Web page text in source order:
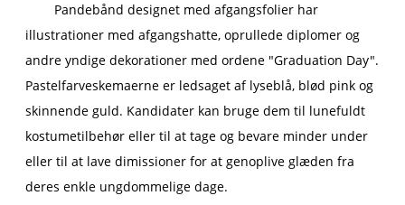
Pandebånd designet med afgangsfolier har
illustrationer med afgangshatte, oprullede diplomer og
andre yndige dekorationer med ordene "Graduation Day".
Pastelfarveskemaerne er ledsaget af lyseblå, blød pink og
skinnende guld. Kandidater kan bruge dem til lunefuldt
kostumetilbehør eller til at tage og bevare minder under
eller til at lave dimissioner for at genoplive glæden fra
deres enkle ungdommelige dage.